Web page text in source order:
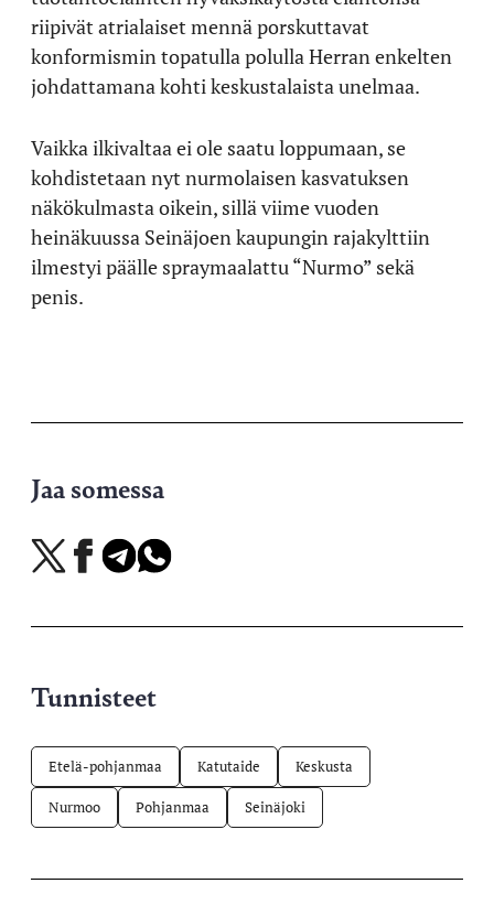
riipivät atrialaiset mennä porskuttavat
konformismin topatulla polulla Herran enkelten
johdattamana kohti keskustalaista unelmaa.
Vaikka ilkivaltaa ei ole saatu loppumaan, se
kohdistetaan nyt nurmolaisen kasvatuksen
näkökulmasta oikein, sillä viime vuoden
heinäkuussa Seinäjoen kaupungin rajakylttiin
ilmestyi päälle spraymaalattu “Nurmo” sekä
penis.
Jaa somessa
Jaa
X-
Jaa
Facebookissa
Jaa
Telegramissa
Jaa
WhatsAppissa
Tunnisteet
Etelä-pohjanmaa Katutaide Keskusta
Nurmoo Pohjanmaa Seinäjoki